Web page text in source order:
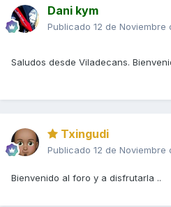
Dani kym
Publicado 12 de Noviembre
Saludos desde Viladecans.
Txingudi
Publicado 12 de Noviembre
Bienvenido al foro y a disfrutarla ..